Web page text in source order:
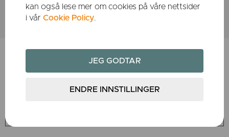
fullfører online Garantisertifikatet innen 3
måneder etter kjøpet.
kan også lese mer om cookies på våre nettsider
i vår Cookie Policy